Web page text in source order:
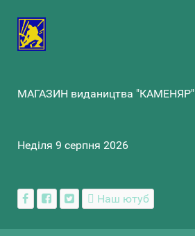
МАГАЗИН видаництва "КАМЕНЯР"
Неділя 9 серпня 2026
Наш ютуб